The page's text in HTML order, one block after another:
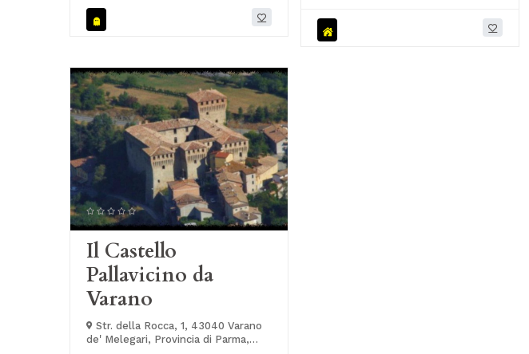
Il Castello
Pallavicino da
Varano
Str. della Rocca, 1, 43040 Varano
de' Melegari, Provincia di Parma,